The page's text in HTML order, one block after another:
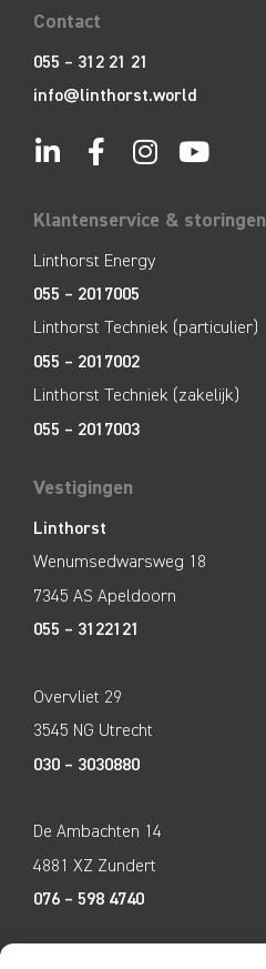
Contact
055 – 312 21 21
info@linthorst.world
Klantenservice & storingen
Linthorst Energy
055 – 2017005
Linthorst Techniek (particulier)
055 – 2017002
Linthorst Techniek (zakelijk)
055 – 2017003
Vestigingen
Linthorst
Wenumsedwarsweg 18
7345 AS Apeldoorn
055 – 3122121
Overvliet 29
3545 NG Utrecht
030 – 3030880
De Ambachten 14
4881 XZ Zundert
076 – 598 4740